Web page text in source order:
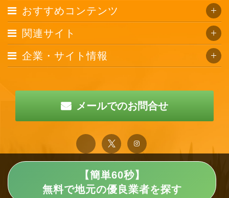
【簡単60秒】
無料で地元の優良業者を探す
おすすめコンテンツ
関連サイト
企業・サイト情報
メールでのお問合せ